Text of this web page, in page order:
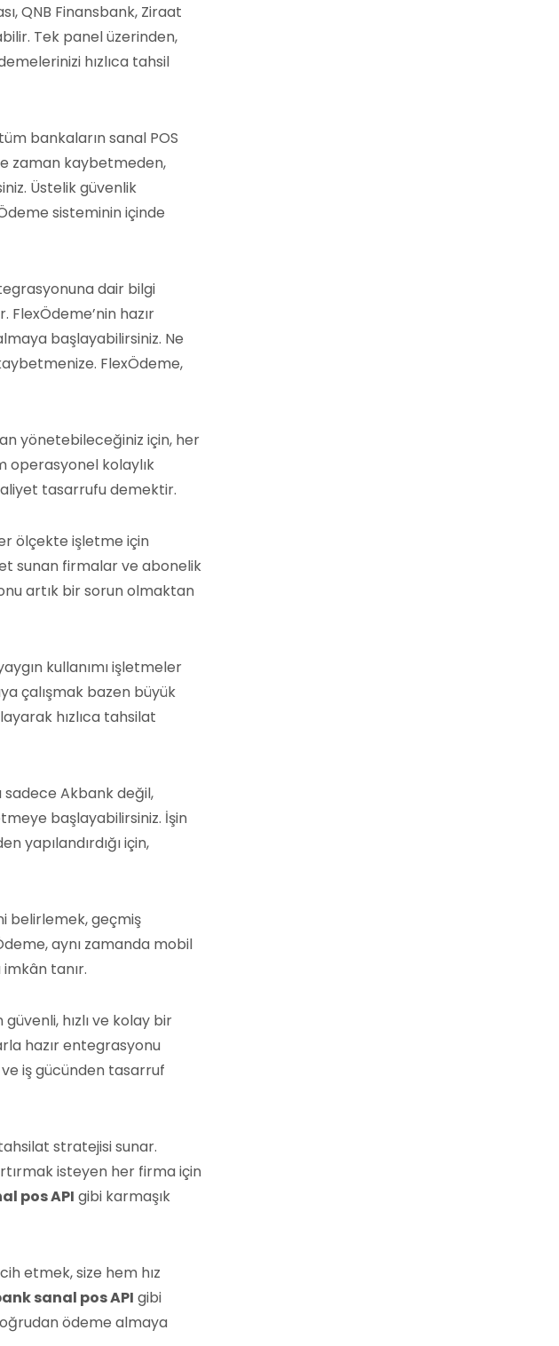
QNB Finansbank, Ziraat
Tek panel üzerinden,
hızlıca tahsil
bankaların sanal POS
zaman kaybetmeden,
Üstelik güvenlik
sisteminin içinde
dair bilgi
FlexÖdeme’nin hazır
başlayabilirsiniz. Ne
FlexÖdeme,
yönetebileceğiniz için, her
operasyonel kolaylık
tasarrufu demektir.
ölçekte işletme için
sunan firmalar ve abonelik
artık bir sorun olmaktan
kullanımı işletmeler
çalışmak bazen büyük
hızlıca tahsilat
sadece Akbank değil,
başlayabilirsiniz. İşin
yapılandırdığı için,
belirlemek, geçmiş
aynı zamanda mobil
tanır.
hızlı ve kolay bir
hazır entegrasyonu
iş gücünden tasarruf
stratejisi sunar.
isteyen her firma için
pos API gibi karmaşık
etmek, size hem hız
sanal pos API gibi
ödeme almaya